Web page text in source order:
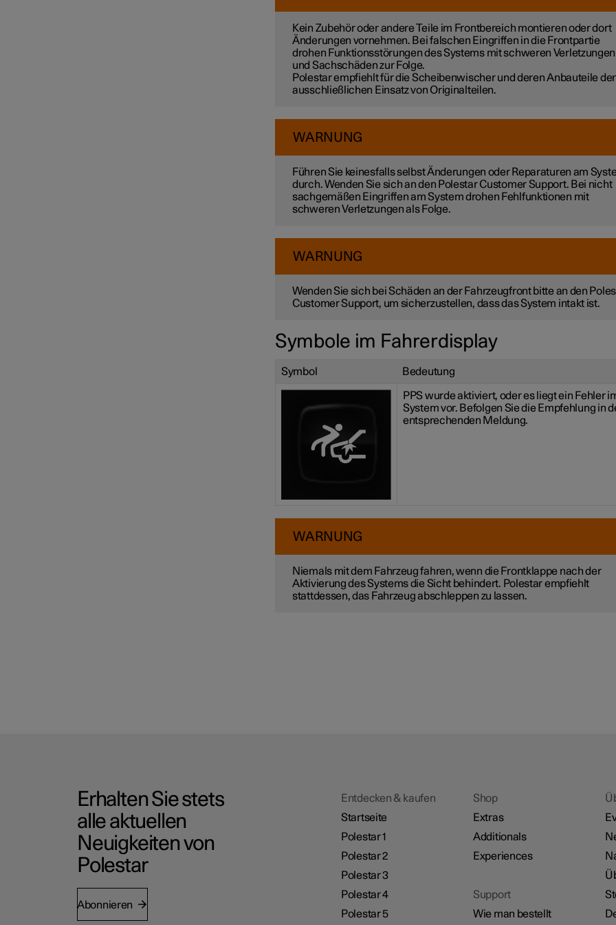
Kein Zubehör oder andere Teile im Frontbereich montieren oder dort
Änderungen vornehmen. Bei falschen Eingriffen in die Frontpartie
drohen Funktionsstörungen des Systems mit schweren Verletzungen
und Sachschäden zur Folge.
Polestar empfiehlt für die Scheibenwischer und deren Anbauteile
ausschließlichen Einsatz von Originalteilen.
WARNUNG
Führen Sie keinesfalls selbst Änderungen oder Reparaturen am
durch. Wenden Sie sich an den Polestar Customer Support. Bei nicht
sachgemäßen Eingriffen am System drohen Fehlfunktionen mit
schweren Verletzungen als Folge.
WARNUNG
Wenden Sie sich bei Schäden an der Fahrzeugfront bitte an den
Customer Support, um sicherzustellen, dass das System intakt ist.
Symbole im Fahrerdisplay
Symbol Bedeutung
PPS wurde aktiviert, oder es liegt ein Fehler
System vor. Befolgen Sie die Empfehlung in
entsprechenden Meldung.
WARNUNG
Niemals mit dem Fahrzeug fahren, wenn die Frontklappe nach der
Aktivierung des Systems die Sicht behindert. Polestar empfiehlt
stattdessen, das Fahrzeug abschleppen zu lassen.
Erhalten Sie stets
alle aktuellen
Neuigkeiten von
Polestar
Abonnieren
Entdecken & kaufen
Startseite
Polestar 1
Polestar 2
Polestar 3
Polestar 4
Polestar 5
Shop
Extras
Additionals
Experiences
Support
Wie man bestellt